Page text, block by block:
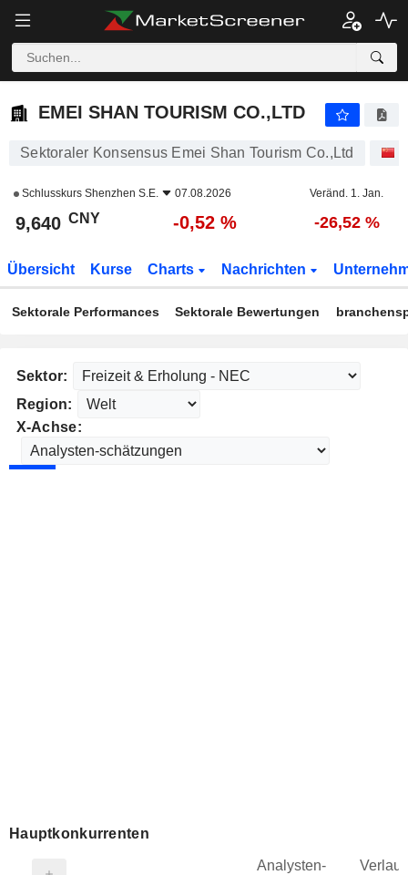
EMEI SHAN TOURISM CO.,LTD
EMEI SHAN TOURISM CO.,LTD
Sektoraler Konsensus Emei Shan Tourism Co.,Ltd
Schlusskurs Shenzhen S.E. 07.08.2026 Veränd. 1. Jan.
9,640 CNY -0,52 % -26,52 %
Übersicht Kurse Charts Nachrichten
Sektorale Performances Sektorale Bewertungen
Sektor:
Region:
X-Achse:
Hauptkonkurrenten
Analysten-
Verlauf